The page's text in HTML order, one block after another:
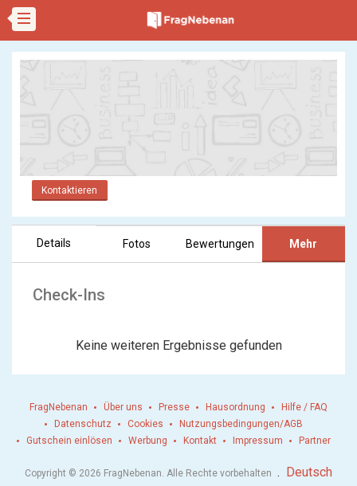
Kontaktieren
Details Fotos Bewertungen Mehr
Check-Ins
Keine weiteren Ergebnisse gefunden
FragNebenan Über uns Presse Hausordnung
Hilfe / FAQ
Datenschutz
Cookies
Nutzungsbedingungen/AGB
Gutschein einlösen
Werbung Kontakt Impressum Partner
Copyright © 2026 FragNebenan. Alle Rechte vorbehalten . Deutsch